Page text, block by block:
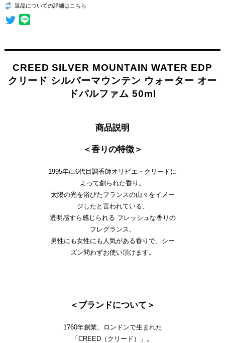
返品についての詳細はこちら
CREED SILVER MOUNTAIN WATER EDP
クリード シルバーマウンテン ウォーター オー
ドパルファム 50ml
商品説明
＜香りの特徴＞
1995年に6代目調香師オリビエ・クリードに
よって創られた香り。
太陽の光を浴びたフランスの山々をイメー
ジしたと言われている、
透明感すら感じられる フレッシュな香りの
フレグランス。
男性にも女性にも人気がある香りで、シー
ズン問わずお使い頂けます。
＜ブランドについて＞
1760年創業、ロンドンで生まれた
「CREED（クリード）」。